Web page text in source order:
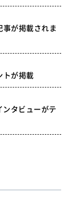
が掲載されま
トが掲載
タビューがテ